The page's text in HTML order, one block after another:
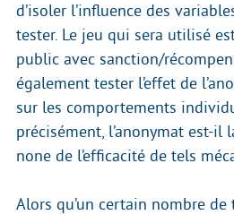
d’isoler l’influence des
tester. Le jeu qui sera utilisé
public avec sanction/
également tester l’effet de
sur les comportements
précisément, l’anonymat est-il
none de l’efficacité de tels
Alors qu’un certain nombre de